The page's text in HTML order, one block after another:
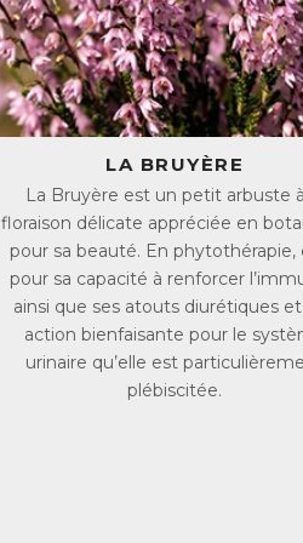
*
*
*
•
•
•
LA BRUYÈRE
La Bruyère est un petit arbuste
floraison délicate appréciée en
pour sa beauté. En phytothérapie,
pour sa capacité à renforcer
ainsi que ses atouts diurétiques
action bienfaisante pour le
urinaire qu’elle est
plébiscitée.